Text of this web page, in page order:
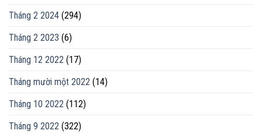
Tháng 2 2024 (294)
Tháng 2 2023 (6)
Tháng 12 2022 (17)
Tháng mười một 2022 (14)
Tháng 10 2022 (112)
Tháng 9 2022 (322)